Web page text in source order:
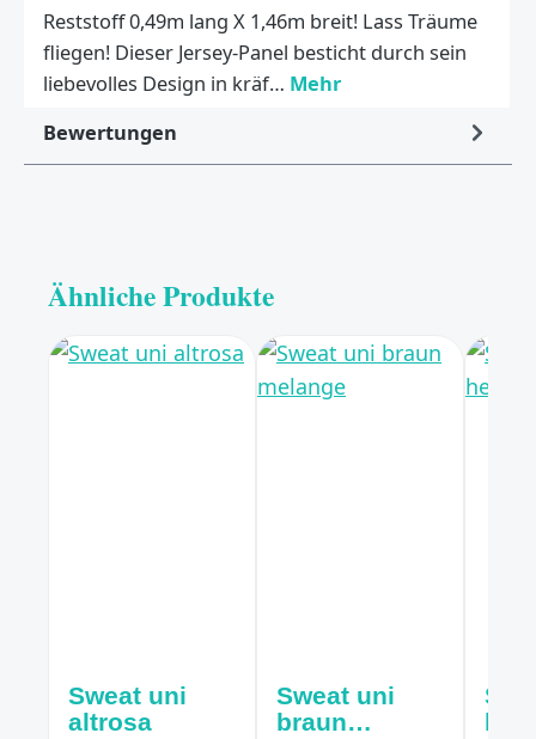
Reststoff 0,49m lang X 1,46m breit! Lass Träume
fliegen! Dieser Jersey-Panel besticht durch sein
liebevolles Design in kräf… Mehr
Bewertungen
Ähnliche Produkte
Sweat uni
altrosa
Sweat uni
braun